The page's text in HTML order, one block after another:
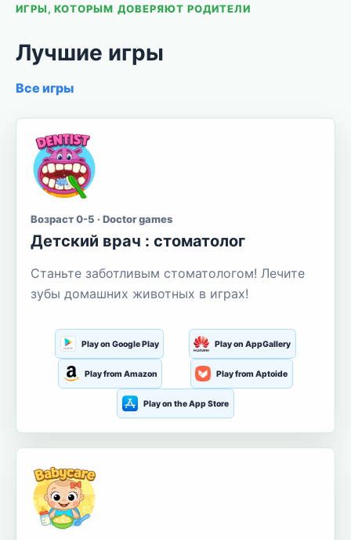
ИГРЫ, КОТОРЫМ ДОВЕРЯЮТ РОДИТЕЛИ
Лучшие игры
Все игры
Возраст 0-5 · Doctor games
Детский врач : стоматолог
Станьте заботливым стоматологом! Лечите
зубы домашних животных в играх!
Play on Google Play Play on AppGallery
Play from Amazon Play from Aptoide
Play on the App Store